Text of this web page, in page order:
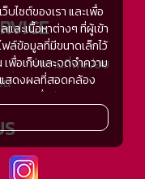
คำถามที่พบบ่อย
น
ไซต์ของเรา และเพื่อ
ละเนื้อหาต่างๆ ที่ผู้เข้า
ล์ข้อมูลที่มีขนาดเล็กไว้
เพื่อเก็บและจดจำความ
แสดงผลที่สอดคล้อง
และเพื่อพัฒนา
ถึงเพื่ออำนวยความ
ของเรา และเมื่อผู้เข้า
การในครั้งต่อไป แต่
ข้าใช้งาน